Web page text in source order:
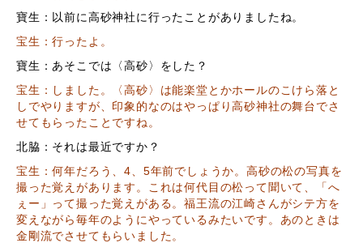
寶生：以前に高砂神社に行ったことがありましたね。
宝生：行ったよ。
寶生：あそこでは〈高砂〉をした？
宝生：しました。〈高砂〉は能楽堂とかホールのこけら落と
しでやりますが、印象的なのはやっぱり高砂神社の舞台でさ
せてもらったことですね。
北脇：それは最近ですか？
宝生：何年だろう、4、5年前でしょうか。高砂の松の写真を
撮った覚えがあります。これは何代目の松って聞いて、「へ
ぇー」って撮った覚えがある。福王流の江崎さんがシテ方を
変えながら毎年のようにやっているみたいです。あのときは
金剛流でさせてもらいました。